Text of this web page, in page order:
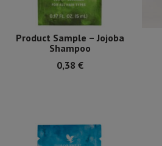
Product Sample – Jojoba
Shampoo
0,38€